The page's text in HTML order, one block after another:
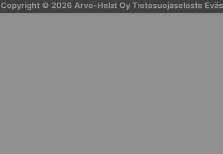
Copyright © 2026 Arvo-Helat OyTietosuojaseloste